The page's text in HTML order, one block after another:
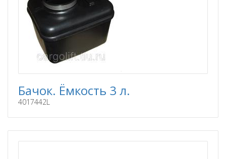
Бачок. Ёмкость 3 л.
4017442L